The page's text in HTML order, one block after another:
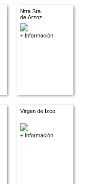
Ntra Sra.
de Arzoz
+ Información
Virgen de Izco
+ Información